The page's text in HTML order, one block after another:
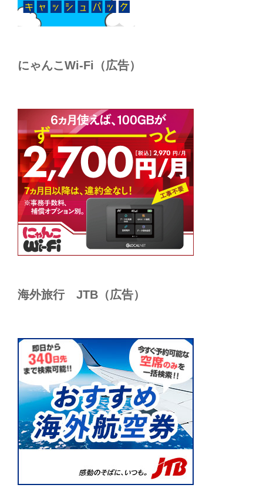
にゃんこWi-Fi（広告）
海外旅行 JTB（広告）